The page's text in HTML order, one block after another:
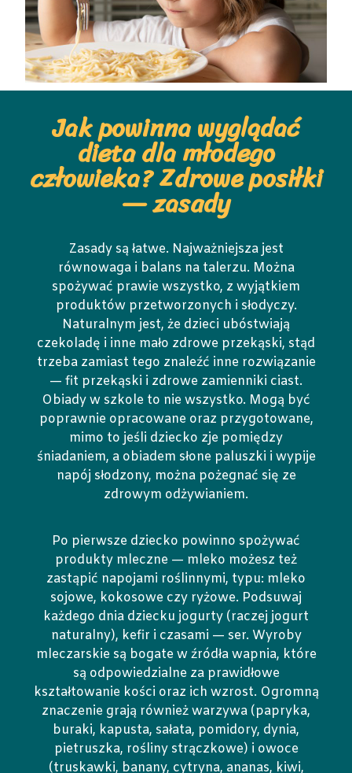
Jak powinna wyglądać
dieta dla młodego
człowieka? Zdrowe posiłki
— zasady
Zasady są łatwe. Najważniejsza jest
równowaga i balans na talerzu. Można
spożywać prawie wszystko, z wyjątkiem
produktów przetworzonych i słodyczy.
Naturalnym jest, że dzieci ubóstwiają
czekoladę i inne mało zdrowe przekąski, stąd
trzeba zamiast tego znaleźć inne rozwiązanie
— fit przekąski i zdrowe zamienniki ciast.
Obiady w szkole to nie wszystko. Mogą być
poprawnie opracowane oraz przygotowane,
mimo to jeśli dziecko zje pomiędzy
śniadaniem, a obiadem słone paluszki i wypije
napój słodzony, można pożegnać się ze
zdrowym odżywianiem.
Po pierwsze dziecko powinno spożywać
produkty mleczne — mleko możesz też
zastąpić napojami roślinnymi, typu: mleko
sojowe, kokosowe czy ryżowe. Podsuwaj
każdego dnia dziecku jogurty (raczej jogurt
naturalny), kefir i czasami — ser. Wyroby
mleczarskie są bogate w źródła wapnia, które
są odpowiedzialne za prawidłowe
kształtowanie kości oraz ich wzrost. Ogromną
znaczenie grają również warzywa (papryka,
buraki, kapusta, sałata, pomidory, dynia,
pietruszka, rośliny strączkowe) i owoce
(truskawki, banany, cytryna, ananas, kiwi,